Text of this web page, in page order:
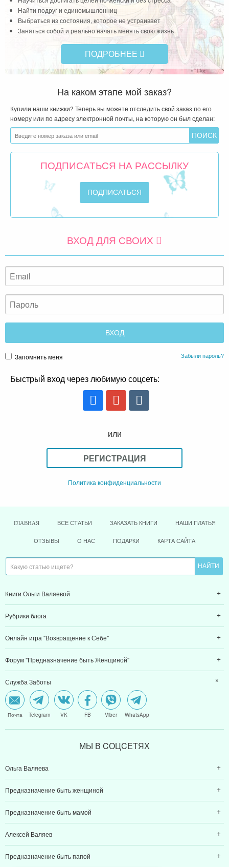
Найти подруг и единомышленниц
Выбраться из состояния, которое не устраивает
Заняться собой и реально начать менять свою жизнь
ПОДРОБНЕЕ
На каком этапе мой заказ?
Купили наши книжки? Теперь вы можете отследить свой заказ по его
номеру или по адресу электронной почты, на которую он был сделан:
ПОДПИСАТЬСЯ НА РАССЫЛКУ
ВХОД ДЛЯ СВОИХ
Запомнить меня Забыли пароль?
Быстрый вход через любимую соцсеть:
или
РЕГИСТРАЦИЯ
Политика конфиденциальности
ГЛАВНАЯ ВСЕ СТАТЬИ ЗАКАЗАТЬ КНИГИ НАШИ ПЛАТЬЯ
ОТЗЫВЫ О НАС ПОДАРКИ КАРТА САЙТА
Книги Ольги Валяевой
Рубрики блога
Онлайн игра "Возвращение к Себе"
Форум "Предназначение быть Женщиной"
Служба Заботы
Почта Telegram VK FB Viber WhatsApp
МЫ В CОЦCЕТЯХ
Ольга Валяева
Предназначение быть женщиной
Предназначение быть мамой
Алексей Валяев
Предназначение быть папой